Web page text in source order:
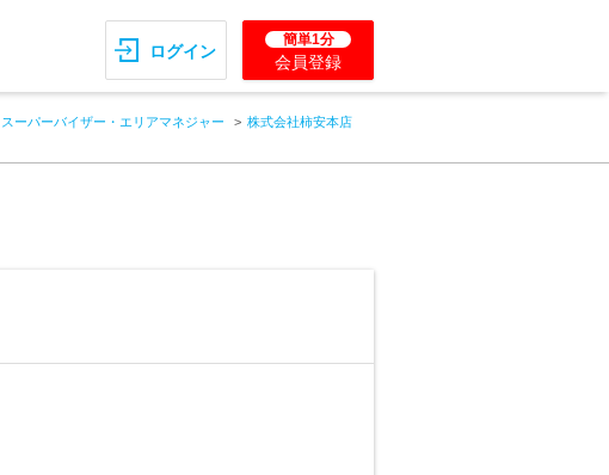
ログイン
簡単1分
会員登録
スーパーバイザー・エリアマネジャー
株式会社柿安本店